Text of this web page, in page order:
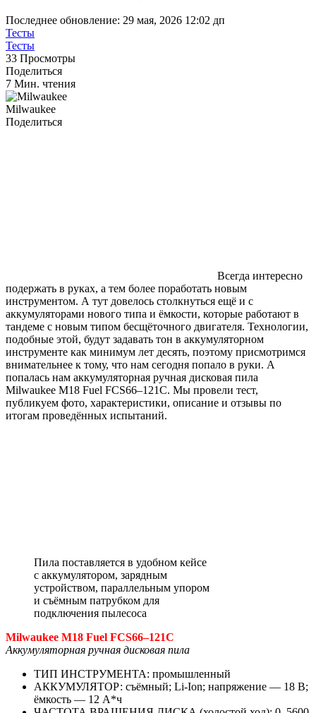
Последнее обновление: 29 мая, 2026 12:02 дп
Тесты
Тесты
33 Просмотры
Поделиться
7 Мин. чтения
Milwaukee
Поделиться
Всегда интересно
подержать в руках, а тем более поработать новым
инструментом. А тут довелось столкнуться ещё и с
аккумуляторами нового типа и ёмкости, которые работают в
тандеме с новым типом бесщёточного двигателя. Технологии,
подобные этой, будут задавать тон в аккумуляторном
инструменте как минимум лет десять, поэтому присмотримся
внимательнее к тому, что нам сегодня попало в руки. А
попалась нам аккумуляторная ручная дисковая пила
Milwaukee M18 Fuel FCS66–121C. Мы провели тест,
публикуем фото, характеристики, описание и отзывы по
итогам проведённых испытаний.
Пила поставляется в удобном кейсе
с аккумулятором, зарядным
устройством, параллельным упором
и съёмным патрубком для
подключения пылесоса
Milwaukee M18 Fuel FCS66–121C
Аккумуляторная ручная дисковая пила
ТИП ИНСТРУМЕНТА: промышленный
АККУМУЛЯТОР: съёмный; Li-Ion; напряжение — 18 В;
ёмкость — 12 А*ч